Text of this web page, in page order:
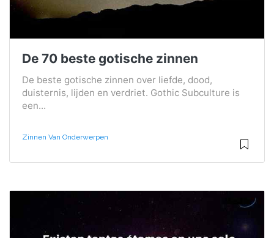
De 70 beste gotische zinnen
De beste gotische zinnen over liefde, dood,
duisternis, lijden en verdriet. Gothic Subculture is
een...
Zinnen Van Onderwerpen